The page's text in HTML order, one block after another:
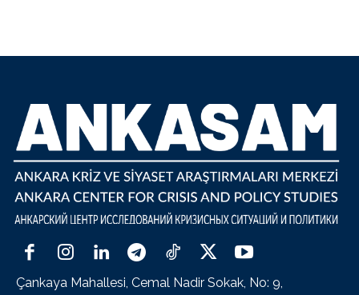
Çankaya Mahallesi, Cemal Nadir Sokak, No: 9,